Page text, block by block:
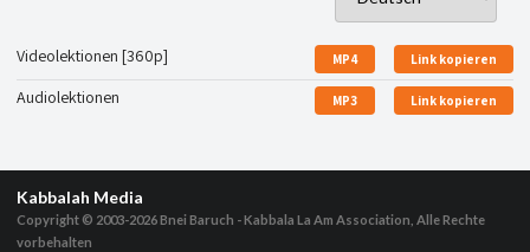
Videolektionen [360p] MP4 Link kopieren
Audiolektionen MP3 Link kopieren
Kabbalah Media
Copyright © 2003-2026Bnei Baruch - Kabbala La Am Association, Alle Rechte
vorbehalten